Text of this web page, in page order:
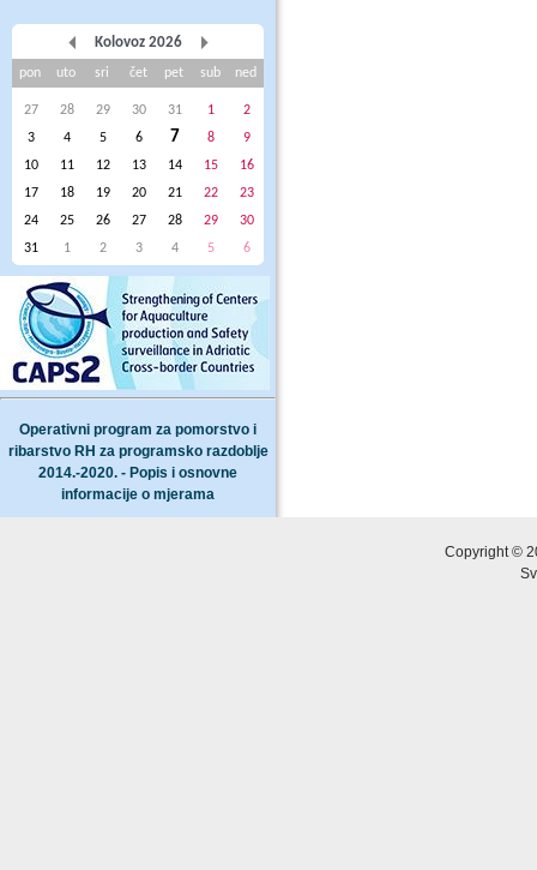
Kolovoz 2026
pon uto sri čet pet sub ned
27 28 29 30 31 1
2
3
4 5 6 7 8
9
10
11 12 13 14 15
16
17
18 19 20 21 22
23
24
25 26 27 28 29
30
31
1 2 3 4 5 6
Operativni program za pomorstvo i
ribarstvo RH za programsko razdoblje
2014.-2020. - Popis i osnovne
informacije o mjerama
Copyright ©